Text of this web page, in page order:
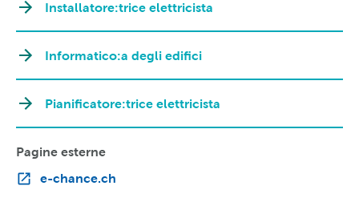
Installatore:trice elettricista
Informatico:a degli edifici
Pianificatore:trice elettricista
Pagine esterne
e-chance.ch